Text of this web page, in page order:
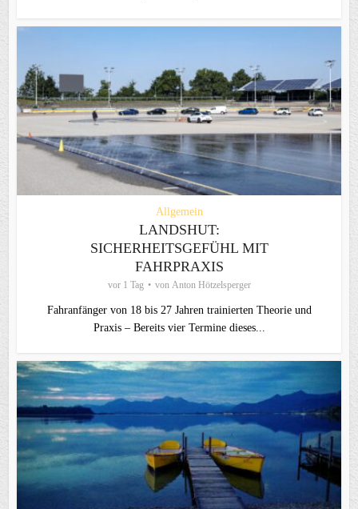
Allgemein
LANDSHUT:
SICHERHEITSGEFÜHL MIT
FAHRPRAXIS
vor 1 Tag von Anton Hötzelsperger
Fahranfänger von 18 bis 27 Jahren trainierten Theorie und
Praxis – Bereits vier Termine dieses...